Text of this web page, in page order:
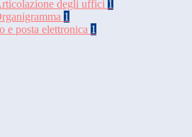
degli uffici 1
1
e posta elettronica 1